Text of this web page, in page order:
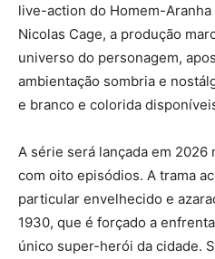
live-action do Homem-
Nicolas Cage, a produção
universo do personagem,
ambientação sombria e
e branco e colorida
A série será lançada em 2026
com oito episódios. A trama
particular envelhecido e
1930, que é forçado a
único super-herói da cidade.